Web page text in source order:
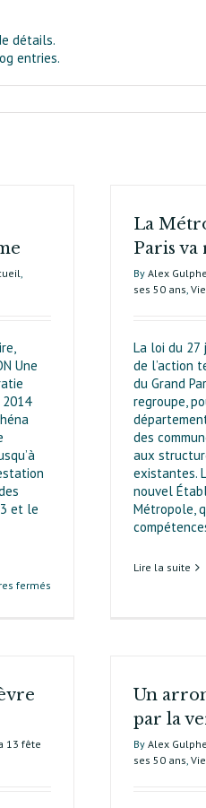
détails.
entries.
Une
et le
fermés
La
Paris va
By Alex Gulphe
ses 50 ans
La loi du 27
de l’action
du Grand
regroupe,
des
aux
existantes.
nouvel
Métropole,
Lire la suite
13 fête
Un
par la
By Alex Gulphe
ses 50 ans